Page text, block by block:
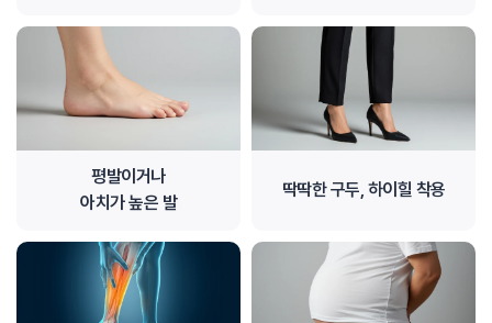
평발이거나
아치가 높은 발
딱딱한 구두, 하이힐 착용